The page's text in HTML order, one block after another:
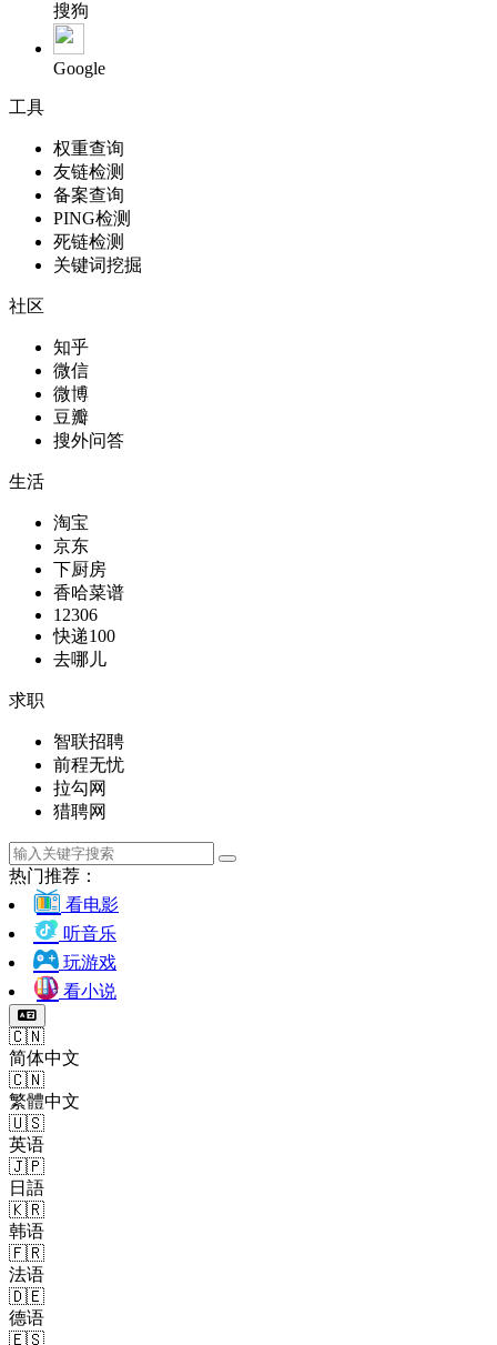
搜狗
Google
工具
权重查询
友链检测
备案查询
PING检测
死链检测
关键词挖掘
社区
知乎
微信
微博
豆瓣
搜外问答
生活
淘宝
京东
下厨房
香哈菜谱
12306
快递100
去哪儿
求职
智联招聘
前程无忧
拉勾网
猎聘网
热门推荐：
看电影
听音乐
玩游戏
看小说
🇨🇳
简体中文
🇨🇳
繁體中文
🇺🇸
英语
🇯🇵
日語
🇰🇷
韩语
🇫🇷
法语
🇩🇪
德语
🇪🇸